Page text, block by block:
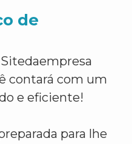
de
contará com um
e eficiente!
para lhe